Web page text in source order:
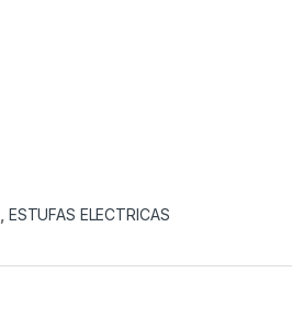
ESTUFAS ELECTRICAS